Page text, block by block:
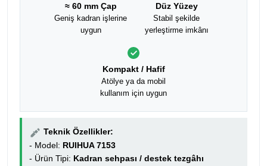
≈ 60 mm Çap
Geniş kadran işlerine
uygun
Düz Yüzey
Stabil şekilde
yerleştirme imkânı
Kompakt / Hafif
Atölye ya da mobil
kullanım için uygun
Teknik Özellikler:
- Model: RUIHUA 7153
- Ürün Tipi: Kadran sehpası / destek tezgâhı